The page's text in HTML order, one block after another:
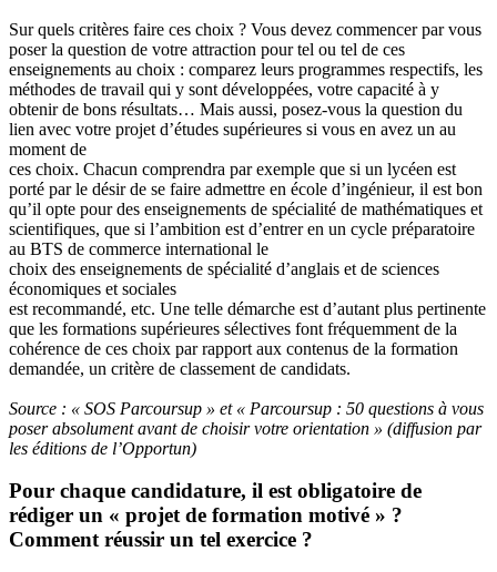
Sur quels critères faire ces choix ? Vous devez commencer par vous
poser la question de votre attraction pour tel ou tel de ces
enseignements au choix : comparez leurs programmes respectifs, les
méthodes de travail qui y sont développées, votre capacité à y
obtenir de bons résultats… Mais aussi, posez-vous la question du
lien avec votre projet d’études supérieures si vous en avez un au
moment de
ces choix. Chacun comprendra par exemple que si un lycéen est
porté par le désir de se faire admettre en école d’ingénieur, il est bon
qu’il opte pour des enseignements de spécialité de mathématiques et
scientifiques, que si l’ambition est d’entrer en un cycle préparatoire
au BTS de commerce international le
choix des enseignements de spécialité d’anglais et de sciences
économiques et sociales
est recommandé, etc. Une telle démarche est d’autant plus pertinente
que les formations supérieures sélectives font fréquemment de la
cohérence de ces choix par rapport aux contenus de la formation
demandée, un critère de classement de candidats.
Source : « SOS Parcoursup » et « Parcoursup : 50 questions à vous
poser absolument avant de choisir votre orientation » (diffusion par
les éditions de l’Opportun)
Pour chaque candidature, il est obligatoire de
rédiger un « projet de formation motivé » ?
Comment réussir un tel exercice ?